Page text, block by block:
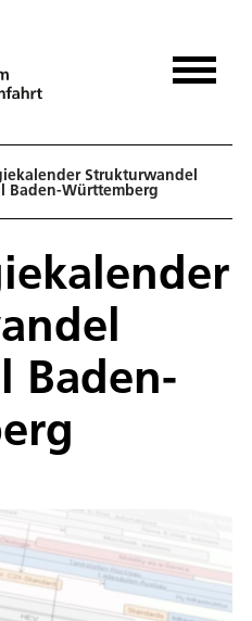
Strukturwandel
Baden-Württemberg
Baden-